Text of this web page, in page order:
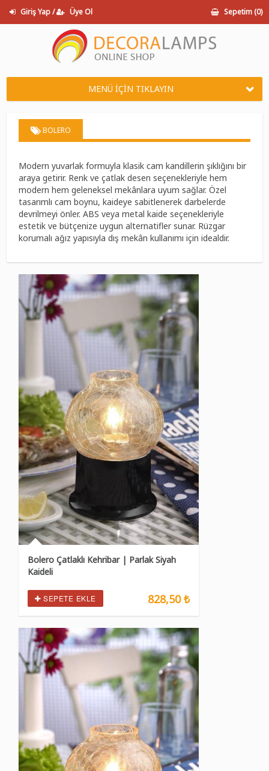
Giriş Yap / Üye Ol Sepetim (0)
MENÜ İÇİN TIKLAYIN
BOLERO
Modern yuvarlak formuyla klasik cam kandillerin şıklığını bir
araya getirir. Renk ve çatlak desen seçenekleriyle hem
modern hem geleneksel mekânlara uyum sağlar. Özel
tasarımlı cam boynu, kaideye sabitlenerek darbelerde
devrilmeyi önler. ABS veya metal kaide seçenekleriyle
estetik ve bütçenize uygun alternatifler sunar. Rüzgar
korumalı ağız yapısıyla dış mekân kullanımı için idealdir.
Bolero Çatlaklı Kehribar | Parlak Siyah
Kaideli
SEPETE EKLE 828,50 ₺